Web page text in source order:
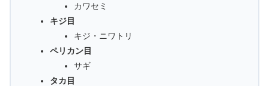
カワセミ
キジ目
キジ・ニワトリ
ペリカン目
サギ
タカ目